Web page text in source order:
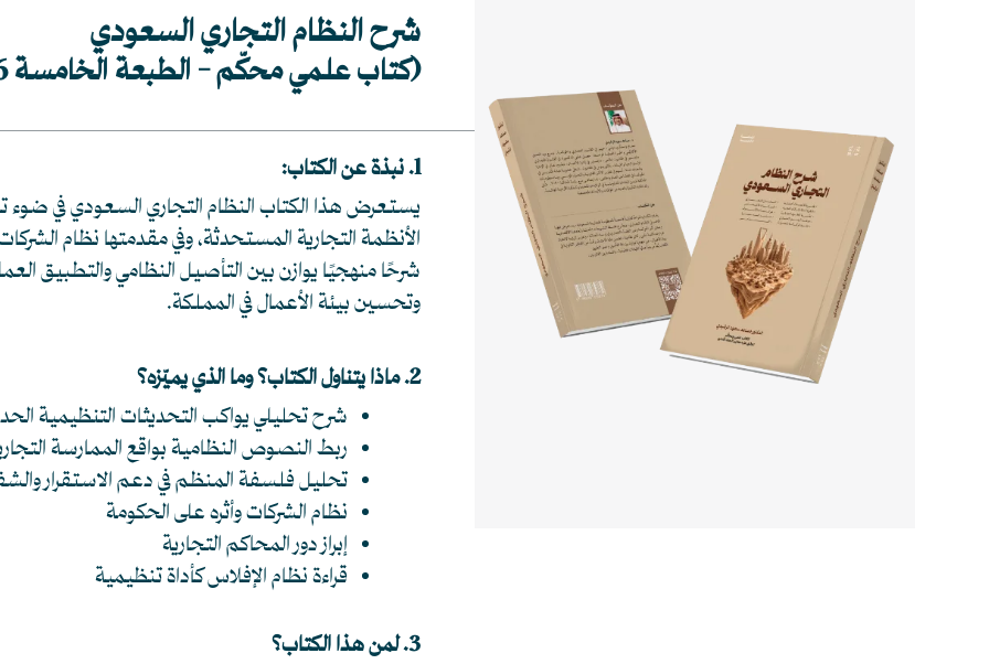
شرح النظام التجاري السعودي
(كتاب علمي محكّم - الطبعة الخامسة 2026)
1. نبذة عن الكتاب:
يستعرض هذا الكتاب النظام التجاري السعودي في ضوء
الأنظمة التجارية المستحدثة، وفي مقدمتها نظام
شرحًا منهجيًا يوازن بين التأصيل النظامي والتطبيق
وتحسين بيئة الأعمال في المملكة.
2. ماذا يتناول الكتاب؟ وما الذي يميّزه؟
شرح تحليلي يواكب التحديثات التنظيمية
ربط النصوص النظامية بواقع الممارسة
تحليل فلسفة المنظم في دعم الاستقرار
نظام الشركات وأثره على الحكومة
إبراز دور المحاكم التجارية
قراءة نظام الإفلاس كأداة تنظيمية
3. لمن هذا الكتاب؟